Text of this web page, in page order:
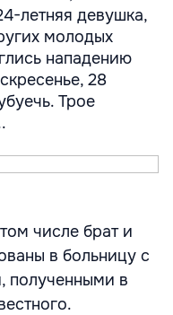
летняя девушка,
молодых
нападению
28
Трое
числе брат и
в больницу с
полученными в